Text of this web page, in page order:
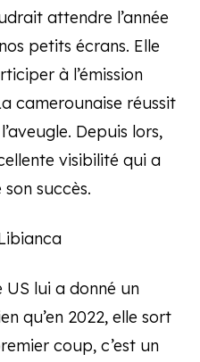
attendre l’année
petits écrans. Elle
à l’émission
camerounaise réussit
Depuis lors,
visibilité qui a
succès.
US lui a donné un
qu’en 2022, elle sort
coup, c’est un